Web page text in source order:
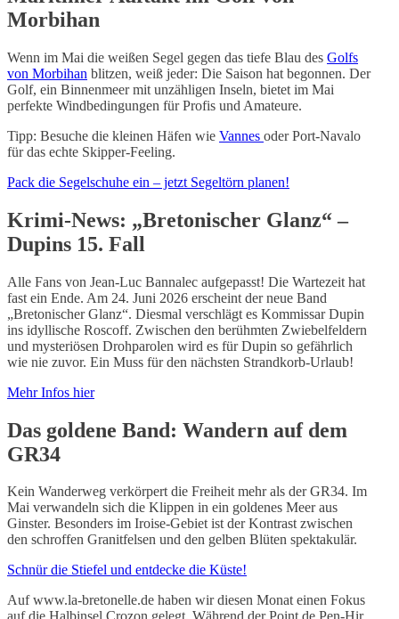
Morbihan
Wenn im Mai die weißen Segel gegen das tiefe Blau des Golfs
von Morbihan blitzen, weiß jeder: Die Saison hat begonnen. Der
Golf, ein Binnenmeer mit unzähligen Inseln, bietet im Mai
perfekte Windbedingungen für Profis und Amateure.
Tipp: Besuche die kleinen Häfen wie Vannes oder Port-Navalo
für das echte Skipper-Feeling.
Pack die Segelschuhe ein – jetzt Segeltörn planen!
Krimi-News: „Bretonischer Glanz“ –
Dupins 15. Fall
Alle Fans von Jean-Luc Bannalec aufgepasst! Die Wartezeit hat
fast ein Ende. Am 24. Juni 2026 erscheint der neue Band
„Bretonischer Glanz“. Diesmal verschlägt es Kommissar Dupin
ins idyllische Roscoff. Zwischen den berühmten Zwiebelfeldern
und mysteriösen Drohparolen wird es für Dupin so gefährlich
wie nie zuvor. Ein Muss für den nächsten Strandkorb-Urlaub!
Mehr Infos hier
Das goldene Band: Wandern auf dem
GR34
Kein Wanderweg verkörpert die Freiheit mehr als der GR34. Im
Mai verwandeln sich die Klippen in ein goldenes Meer aus
Ginster. Besonders im Iroise-Gebiet ist der Kontrast zwischen
den schroffen Granitfelsen und den gelben Blüten spektakulär.
Schnür die Stiefel und entdecke die Küste!
Auf www.la-bretonelle.de haben wir diesen Monat einen Fokus